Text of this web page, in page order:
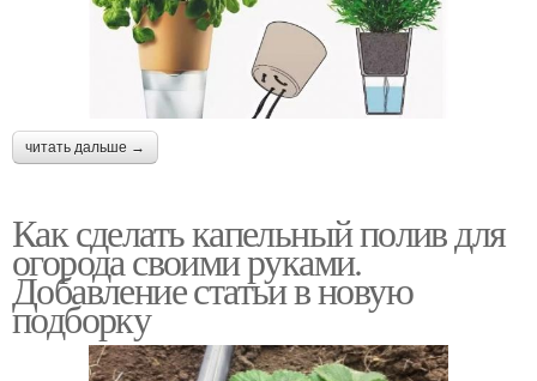
читать дальше →
Как сделать капельный полив для
огорода своими руками.
Добавление статьи в новую
подборку